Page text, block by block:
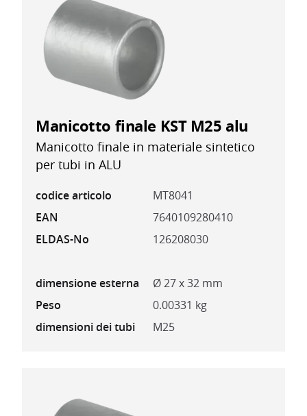
Manicotto finale KST M25 alu
Manicotto finale in materiale sintetico
per tubi in ALU
codice articolo
MT8041
EAN
7640109280410
ELDAS-No
126208030
dimensione esterna
Ø 27 x 32 mm
Peso
0.00331 kg
dimensioni dei tubi
M25